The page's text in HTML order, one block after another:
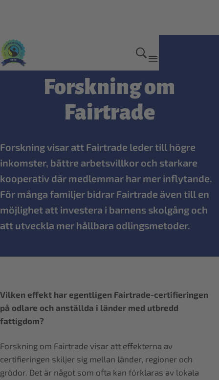
Så gör vi skillnad
Forskning om
Fairtrade
Forskning visar att Fairtrade leder till högre
inkomster, bättre arbetsvillkor och starkare
kooperativ där medlemmar har mer inflytande.
För många familjer bidrar Fairtrade även till en
möjlighet att investera i barnens skolgång och
att utveckla mer hållbara odlingsmetoder.
Vilken effekt har egentligen Fairtrade-certifieringen
på odlare och anställda i länder med utbredd
fattigdom?
Forskning om Fairtrade visar att effekterna av
certifieringen skiljer sig mellan länder, regioner och
grödor. Det är något som ofta kan förklaras av lokala